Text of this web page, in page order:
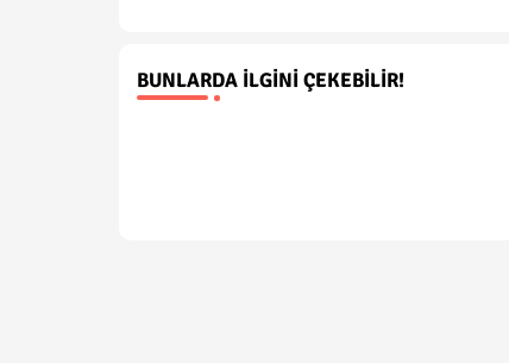
BUNLARDA İLGINI ÇEKEBILIR!